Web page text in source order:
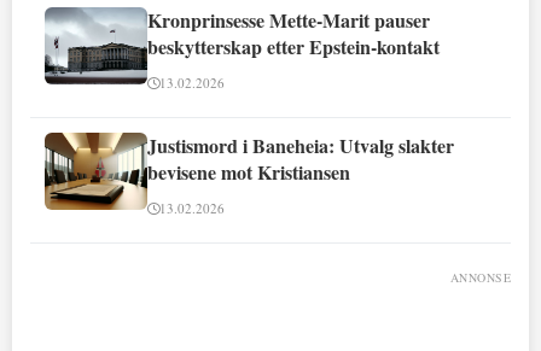
Kronprinsesse Mette-Marit pauser
beskytterskap etter Epstein-kontakt
13.02.2026
Justismord i Baneheia: Utvalg slakter
bevisene mot Kristiansen
13.02.2026
ANNONSE